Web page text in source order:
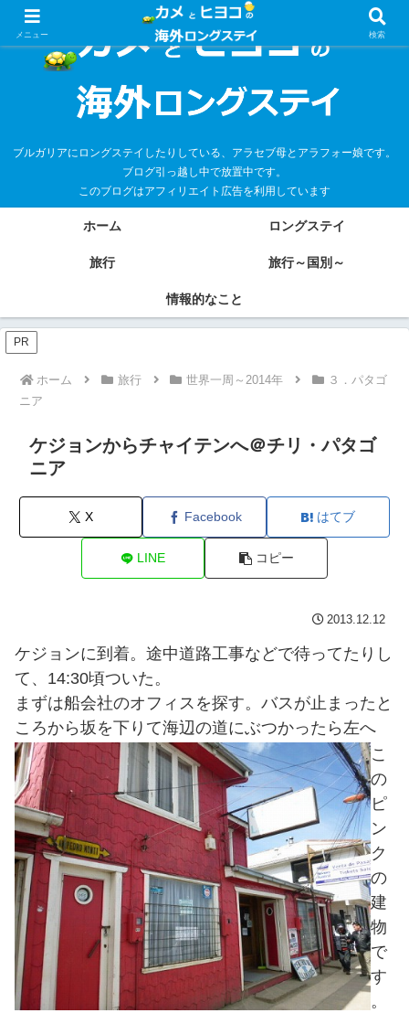
ブルガリアにロングステイしたりしている、アラセブ母とアラフォー娘です。
ブログ引っ越し中で放置中です。
このブログはアフィリエイト広告を利用しています
ホーム ロングステイ
旅行 旅行～国別～
情報的なこと
PR
ホーム 旅行 世界一周～2014年
３．パタゴ
ニア
ケジョンからチャイテンへ＠チリ・パタゴ
ニア
X Facebook はてブ
LINE コピー
2013.12.12
ケジョンに到着。途中道路工事などで待ってたりし
て、14:30頃ついた。
まずは船会社のオフィスを探す。バスが止まったと
ころから坂を下りて海辺の道にぶつかったら左へ
こ
の
ピ
ン
ク
の
建
物
で
す
。
メニュー 検索